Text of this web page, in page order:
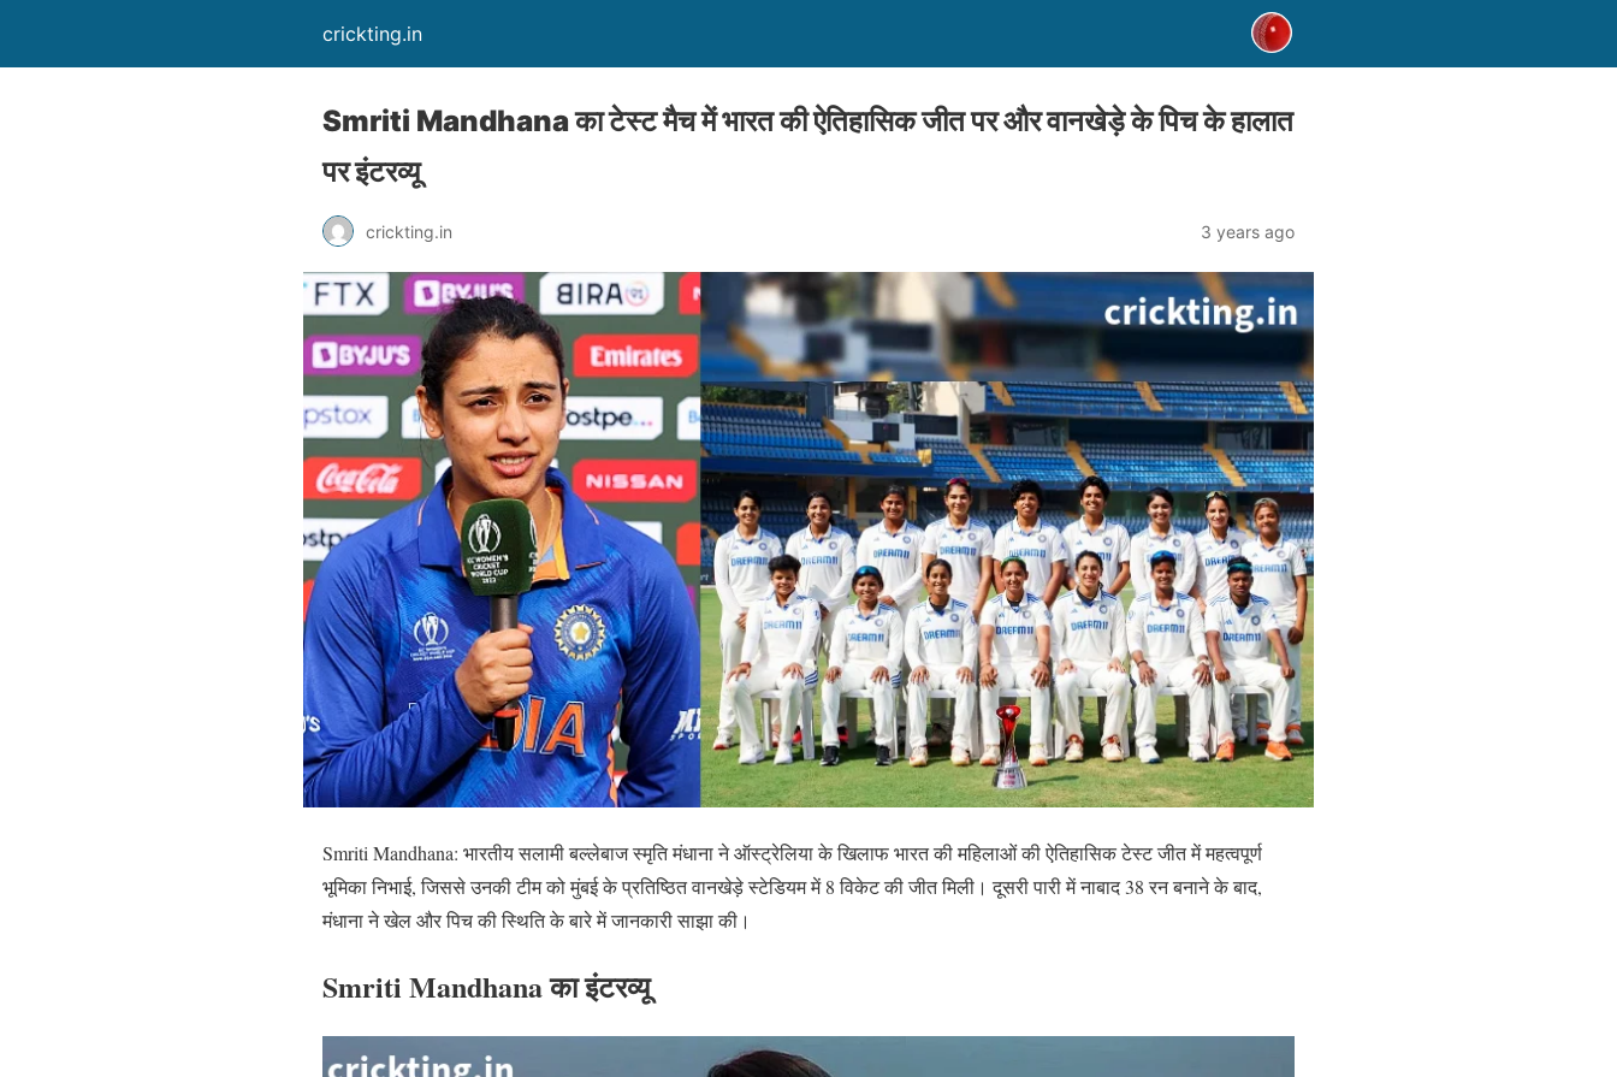
crickting.in
Smriti Mandhana का टेस्ट मैच में भारत की ऐतिहासिक जीत पर और वानखेड़े के पिच के हालात
पर इंटरव्यू
crickting.in 3 years ago
Smriti Mandhana: भारतीय सलामी बल्लेबाज स्मृति मंधाना ने ऑस्ट्रेलिया के खिलाफ भारत की महिलाओं की ऐतिहासिक टेस्ट जीत में महत्वपूर्ण
भूमिका निभाई, जिससे उनकी टीम को मुंबई के प्रतिष्ठित वानखेड़े स्टेडियम में 8 विकेट की जीत मिली। दूसरी पारी में नाबाद 38 रन बनाने के बाद,
मंधाना ने खेल और पिच की स्थिति के बारे में जानकारी साझा की।
Smriti Mandhana का इंटरव्यू